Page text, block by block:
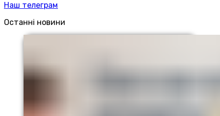
Наш телеграм
Останні новини